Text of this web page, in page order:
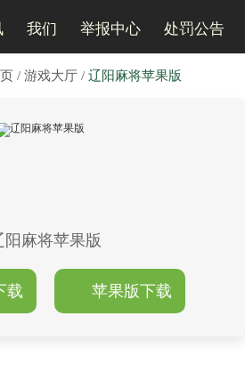
我们 举报中心 处罚公告
/ 游戏大厅 / 辽阳麻将苹果版
阳麻将苹果版
载 苹果版下载